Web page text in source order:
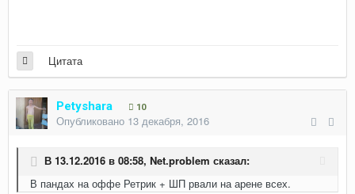
Цитата
Petyshara 10
Опубликовано 13 декабря, 2016
В 13.12.2016 в 08:58, Net.problem сказал:
В пандах на оффе Ретрик + ШП рвали на арене всех.